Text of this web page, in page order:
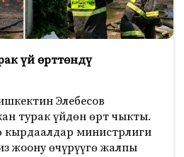
үй өрттөндү
Элебесов
турак үйдөн өрт чыкты.
кырдаалдар министрлиги
жоону өчүрүүгө жалпы